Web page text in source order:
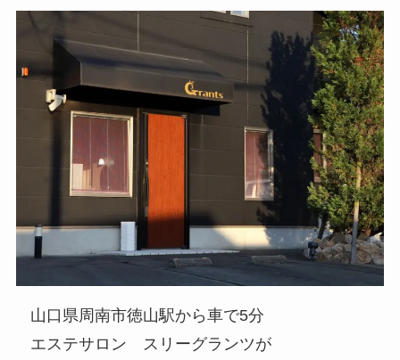
山口県周南市徳山駅から車で5分
エステサロン スリーグランツが